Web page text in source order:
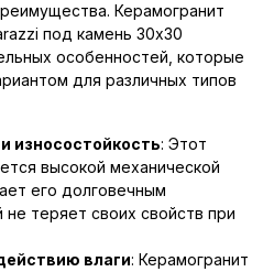
Керамогранит
под камень 30x30
особенностей, которые
для различных типов
износостойкость: Этот
высокой механической
его долговечным
теряет своих свойств при
влаги: Керамогранит